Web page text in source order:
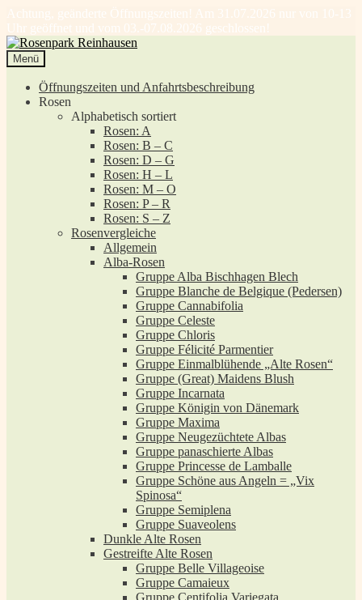
Achtung, geänderte Öffnungszeiten! Am 31.07.2026 nur von 10-13
Uhr geöffnet und vom 03.-07.08.2026 geschlossen!
Zur
Navigation
springen
Zum
Inhalt
springen
Menü
Öffnungszeiten und Anfahrtsbeschreibung
Rosen
Alphabetisch sortiert
Rosen: A
Rosen: B – C
Rosen: D – G
Rosen: H – L
Rosen: M – O
Rosen: P – R
Rosen: S – Z
Rosenvergleiche
Allgemein
Alba-Rosen
Gruppe Alba Bischhagen Blech
Gruppe Blanche de Belgique (Pedersen)
Gruppe Cannabifolia
Gruppe Celeste
Gruppe Chloris
Gruppe Félicité Parmentier
Gruppe Einmalblühende „Alte Rosen“
Gruppe (Great) Maidens Blush
Gruppe Incarnata
Gruppe Königin von Dänemark
Gruppe Maxima
Gruppe Neugezüchtete Albas
Gruppe panaschierte Albas
Gruppe Princesse de Lamballe
Gruppe Schöne aus Angeln = „Vix
Spinosa“
Gruppe Semiplena
Gruppe Suaveolens
Dunkle Alte Rosen
Gestreifte Alte Rosen
Gruppe Belle Villageoise
Gruppe Camaieux
Gruppe Centifolia Variegata